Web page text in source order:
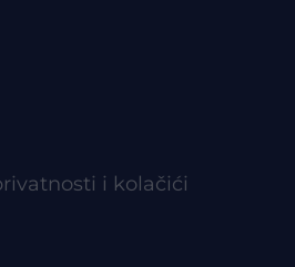
i kolačići